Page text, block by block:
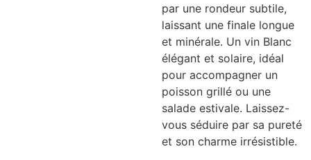
par une rondeur subtile,
laissant une finale longue
et minérale. Un vin Blanc
élégant et solaire, idéal
pour accompagner un
poisson grillé ou une
salade estivale. Laissez-
vous séduire par sa pureté
et son charme irrésistible.